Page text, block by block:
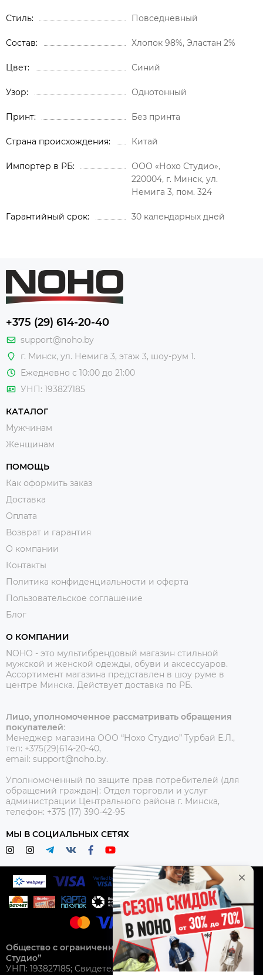
Стиль Повседневный
Состав Хлопок 98%, Эластан 2%
Цвет Синий
Узор Однотонный
Принт Без принта
Страна происхождения Китай
Импортер в РБ
ООО «Нохо Студио»,
220004, г. Минск, ул.
Немига 3, пом. 324
Гарантийный срок 30 календарных дней
+375 (29) 614-20-40
support@noho.by
г. Минск, ул. Немига 3, этаж 3, шоу-рум 1.
Ежедневно с 10:00 до 21:00
УНП: 193827185
КАТАЛОГ
Мужчинам
Женщинам
ПОМОЩЬ
Как оформить заказ
Доставка
Оплата
Возврат и гарантия
О компании
Контакты
Политика конфиденциальности и оферта
Пользовательское соглашение
Блог
О КОМПАНИИ
NOHO - это мультибрендовый магазин стильной
мужской и женской одежды, обуви и аксессуаров.
Ассортимент магазина представлен в шоу руме в
центре Минска. Действует доставка по РБ.
Лицо, уполномоченное рассматривать обращения
покупателей:
Менеджер магазина ООО “Нохо Студио” Турбай Е.Л.,
тел: +375(29)614-20-40,
email: support@noho.by.
Уполномоченный по защите прав потребителей (для
обращений граждан): Отдел торговли и услуг
администрации Центрального района г. Минска,
телефон: +375 (17) 390-42-95
МЫ В СОЦИАЛЬНЫХ СЕТЯХ
Общество с ограниченной ответственностью “Нохо
Студио”
УНП: 193827185; Свидетельство о гос. регистрации №